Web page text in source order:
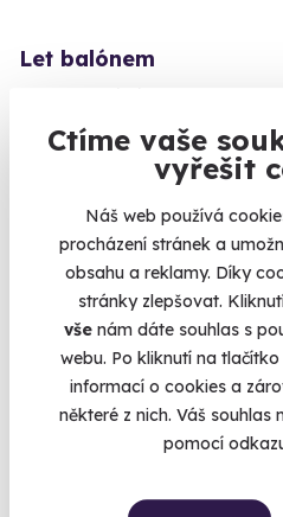
Ctíme vaše
vyřešit
Náš web používá
procházení stránek a
obsahu a reklamy. Díky
stránky zlepšovat.
vše nám dáte souhlas s
webu. Po kliknutí na tlačítko
informací o cookies a
některé z nich. Váš
pomocí
Let balónem
Benešov (Konopiště)
(+ 40 dalších lokalit)
3 490 Kč
2 590 Kč
Volný termín už 10. 08.
AKCE